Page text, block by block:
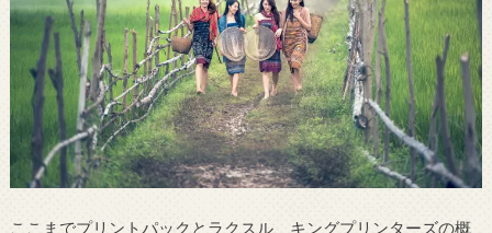
ここまでプリントパックとラクスル、キングプリンターズの概